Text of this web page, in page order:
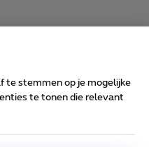
te stemmen op je mogelijke
te tonen die relevant